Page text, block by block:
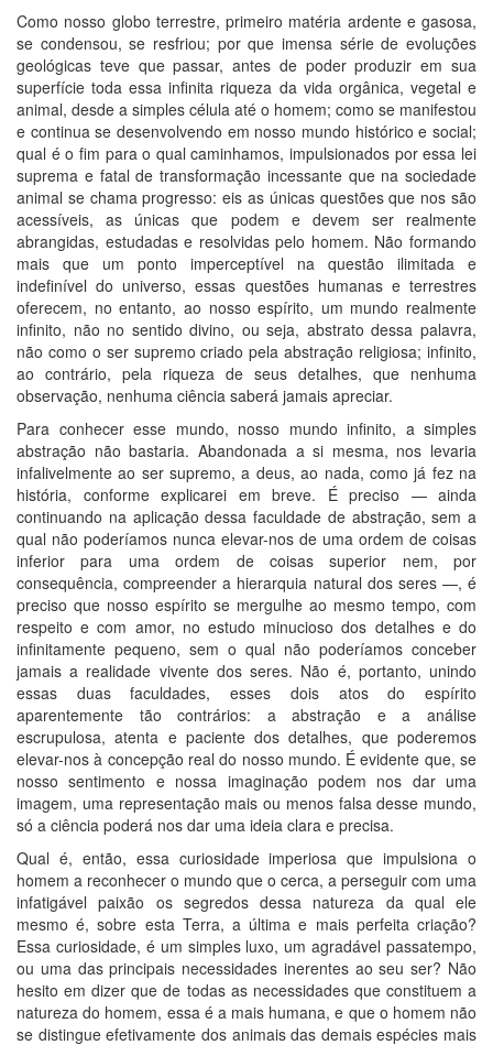
Como nosso globo terrestre, primeiro matéria ardente e gasosa,
se condensou, se resfriou; por que imensa série de evoluções
geológicas teve que passar, antes de poder produzir em sua
superfície toda essa infinita riqueza da vida orgânica, vegetal e
animal, desde a simples célula até o homem; como se manifestou
e continua se desenvolvendo em nosso mundo histórico e social;
qual é o fim para o qual caminhamos, impulsionados por essa lei
suprema e fatal de transformação incessante que na sociedade
animal se chama progresso: eis as únicas questões que nos são
acessíveis, as únicas que podem e devem ser realmente
abrangidas, estudadas e resolvidas pelo homem. Não formando
mais que um ponto imperceptível na questão ilimitada e
indefinível do universo, essas questões humanas e terrestres
oferecem, no entanto, ao nosso espírito, um mundo realmente
infinito, não no sentido divino, ou seja, abstrato dessa palavra,
não como o ser supremo criado pela abstração religiosa; infinito,
ao contrário, pela riqueza de seus detalhes, que nenhuma
observação, nenhuma ciência saberá jamais apreciar.
Para conhecer esse mundo, nosso mundo infinito, a simples
abstração não bastaria. Abandonada a si mesma, nos levaria
infalivelmente ao ser supremo, a deus, ao nada, como já fez na
história, conforme explicarei em breve. É preciso — ainda
continuando na aplicação dessa faculdade de abstração, sem a
qual não poderíamos nunca elevar-nos de uma ordem de coisas
inferior para uma ordem de coisas superior nem, por
consequência, compreender a hierarquia natural dos seres —, é
preciso que nosso espírito se mergulhe ao mesmo tempo, com
respeito e com amor, no estudo minucioso dos detalhes e do
infinitamente pequeno, sem o qual não poderíamos conceber
jamais a realidade vivente dos seres. Não é, portanto, unindo
essas duas faculdades, esses dois atos do espírito
aparentemente tão contrários: a abstração e a análise
escrupulosa, atenta e paciente dos detalhes, que poderemos
elevar-nos à concepção real do nosso mundo. É evidente que, se
nosso sentimento e nossa imaginação podem nos dar uma
imagem, uma representação mais ou menos falsa desse mundo,
só a ciência poderá nos dar uma ideia clara e precisa.
Qual é, então, essa curiosidade imperiosa que impulsiona o
homem a reconhecer o mundo que o cerca, a perseguir com uma
infatigável paixão os segredos dessa natureza da qual ele
mesmo é, sobre esta Terra, a última e mais perfeita criação?
Essa curiosidade, é um simples luxo, um agradável passatempo,
ou uma das principais necessidades inerentes ao seu ser? Não
hesito em dizer que de todas as necessidades que constituem a
natureza do homem, essa é a mais humana, e que o homem não
se distingue efetivamente dos animais das demais espécies mais